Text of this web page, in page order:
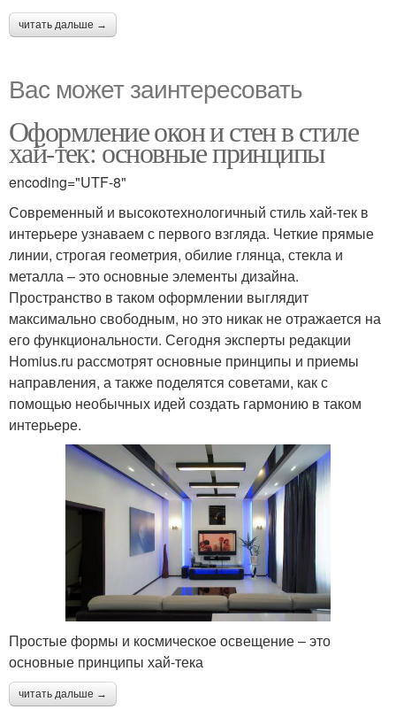
читать дальше →
Вас может заинтересовать
Оформление окон и стен в стиле
хай-тек: основные принципы
encoding="UTF-8"
Современный и высокотехнологичный стиль хай-тек в
интерьере узнаваем с первого взгляда. Четкие прямые
линии, строгая геометрия, обилие глянца, стекла и
металла – это основные элементы дизайна.
Пространство в таком оформлении выглядит
максимально свободным, но это никак не отражается на
его функциональности. Сегодня эксперты редакции
Homius.ru рассмотрят основные принципы и приемы
направления, а также поделятся советами, как с
помощью необычных идей создать гармонию в таком
интерьере.
Простые формы и космическое освещение – это
основные принципы хай-тека
читать дальше →